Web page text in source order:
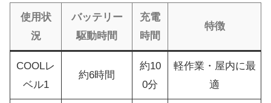
使用状
況
バッテリー
駆動時間
充電
時間
特徴
COOLレ
ベル1
約6時間
約10
0分
軽作業・屋内に最
適